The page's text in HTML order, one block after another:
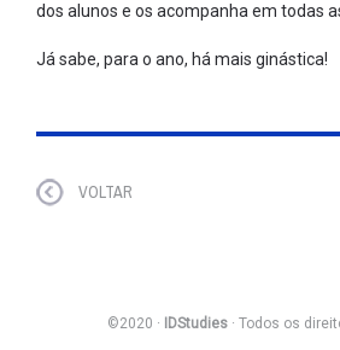
dos alunos e os acompanha em todas
Já sabe, para o ano, há mais ginástica!
VOLTAR
©2020 · IDStudies· Todos os